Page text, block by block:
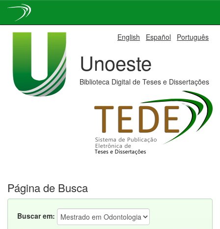
English Español Português
Unoeste
Biblioteca Digital de Teses e Dissertações
Página de Busca
Buscar em: